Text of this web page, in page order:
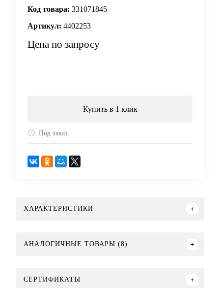
Код товара: 331071845
Артикул: 4402253
Цена по запросу
Купить в 1 клик
Под заказ
ХАРАКТЕРИСТИКИ
АНАЛОГИЧНЫЕ ТОВАРЫ (8)
СЕРТИФИКАТЫ